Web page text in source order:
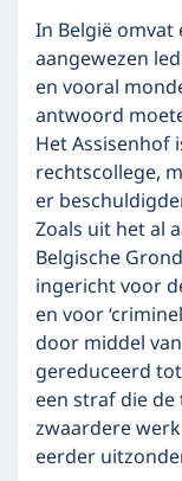
In België
aangewezen
en vooral
antwoord
Het Assisenhof
rechtscollege,
er
Zoals uit het al
Belgische
ingericht voor
en voor
door middel
gereduceerd
een straf die
zwaardere
eerder